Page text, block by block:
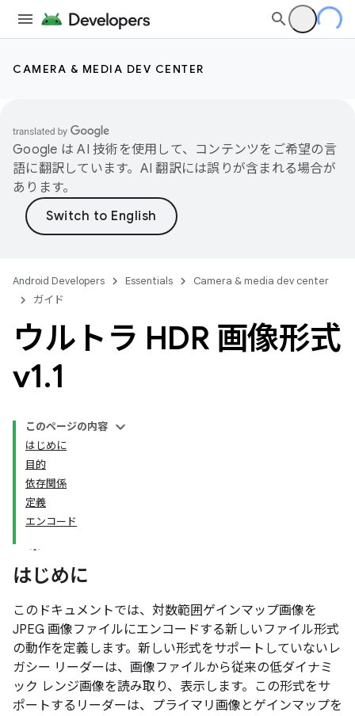
CAMERA & MEDIA DEV CENTER
Google は AI 技術を使用して、コンテンツをご希望の言
語に翻訳しています。AI 翻訳には誤りが含まれる場合が
あります。
Android Developers Essentials
Camera & media dev center
ガイド
ウルトラ HDR 画像形式
v1.1
このページの内容
はじめに
目的
依存関係
定義
エンコード
はじめに
このドキュメントでは、対数範囲ゲインマップ画像を
JPEG 画像ファイルにエンコードする新しいファイル形式
の動作を定義します。新しい形式をサポートしていないレ
ガシー リーダーは、画像ファイルから従来の低ダイナミ
ック レンジ画像を読み取り、表示します。この形式をサ
ポートするリーダーは、プライマリ画像とゲインマップを